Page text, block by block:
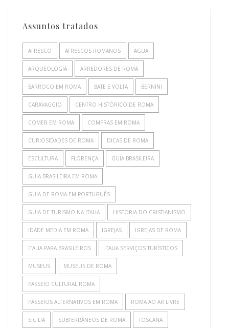
Assuntos tratados
AFRESCO AFRESCOS ROMANOS AGUA
ARQUEOLOGIA ARREDORES DE ROMA
BARROCO EM ROMA BATE E VOLTA BERNINI
CARAVAGGIO CENTRO HISTÓRICO DE ROMA
COMER EM ROMA COMPRAS EM ROMA
CURIOSIDADES DE ROMA DICAS DE ROMA
ESCULTURA FLORENÇA GUIA BRASILEIRA
GUIA BRASILEIRA EM ROMA
GUIA DE ROMA EM PORTUGUÊS
GUIA DE TURISMO NA ITALIA HISTORIA DO CRISTIANISMO
IDADE MEDIA EM ROMA IGREJAS IGREJAS DE ROMA
ITALIA PARA BRASILEIROS ITALIA SERVIÇOS TURÍSTICOS
MUSEUS MUSEUS DE ROMA
PASSEIO CULTURAL ROMA
PASSEIOS ALTERNATIVOS EM ROMA ROMA AO AR LIVRE
SICILIA SUBTERRÂNEOS DE ROMA TOSCANA